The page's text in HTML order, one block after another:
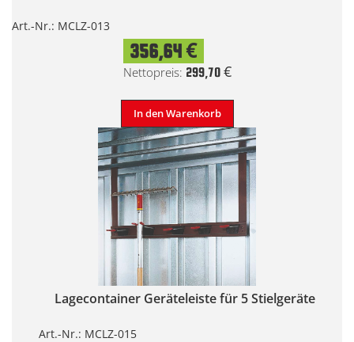
Art.-Nr.: MCLZ-013
356,64 €
299,70 €
In den Warenkorb
Lagecontainer Geräteleiste für 5 Stielgeräte
Art.-Nr.: MCLZ-015